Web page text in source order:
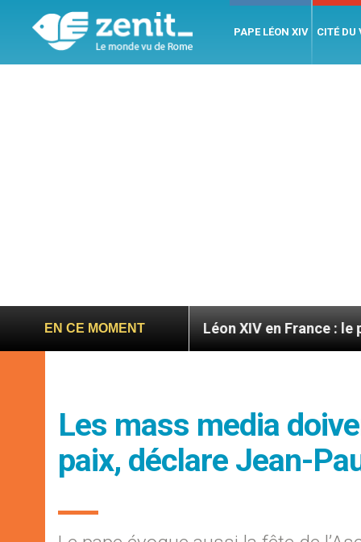
PAPE LÉON XIV CITÉ DU
EN CE MOMENTLéon XIV en France : le programme
Les mass media
paix, déclare Jean-